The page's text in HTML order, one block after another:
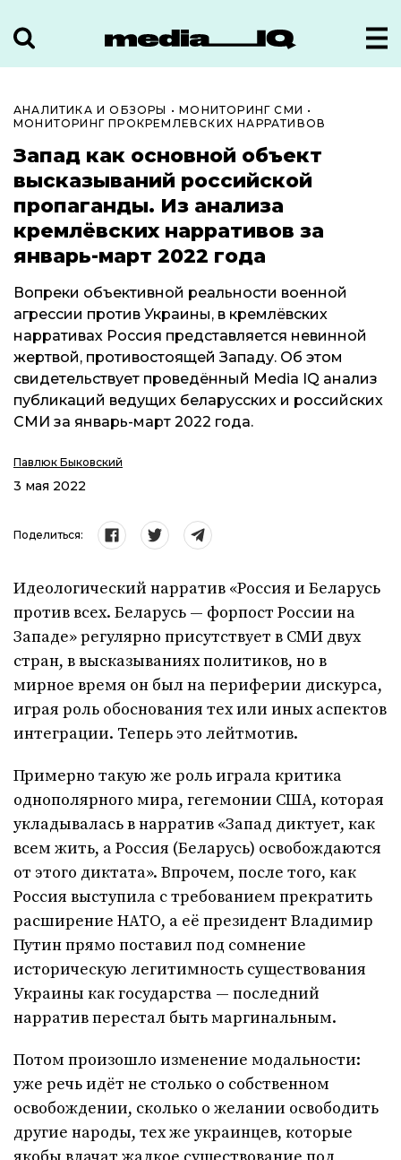
АНАЛИТИКА И ОБЗОРЫ •МОНИТОРИНГ СМИ •
МОНИТОРИНГ ПРОКРЕМЛЕВСКИХ НАРРАТИВОВ
Запад как основной объект
высказываний российской
пропаганды. Из анализа
кремлёвских нарративов за
январь-март 2022 года
Вопреки объективной реальности военной
агрессии против Украины, в кремлёвских
нарративах Россия представляется невинной
жертвой, противостоящей Западу. Об этом
свидетельствует проведённый Media IQ анализ
публикаций ведущих беларусских и российских
СМИ за январь-март 2022 года.
Павлюк Быковский
3 мая 2022
Поделиться:
Идеологический нарратив «Россия и Беларусь
против всех. Беларусь — форпост России на
Западе» регулярно присутствует в СМИ двух
стран, в высказываниях политиков, но в
мирное время он был на периферии дискурса,
играя роль обоснования тех или иных аспектов
интеграции. Теперь это лейтмотив.
Примерно такую же роль играла критика
однополярного мира, гегемонии США, которая
укладывалась в нарратив «Запад диктует, как
всем жить, а Россия (Беларусь) освобождаются
от этого диктата». Впрочем, после того, как
Россия выступила с требованием прекратить
расширение НАТО, а её президент Владимир
Путин прямо поставил под сомнение
историческую легитимность существования
Украины как государства — последний
нарратив перестал быть маргинальным.
Потом произошло изменение модальности:
уже речь идёт не столько о собственном
освобождении, сколько о желании освободить
другие народы, тех же украинцев, которые